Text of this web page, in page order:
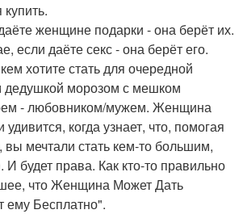
женщине подарки - она берёт их.
если даёте секс - она берёт его.
хотите стать для очередной
морозом с мешком
- любовником/мужем. Женщина
удивится, когда узнает, что, помогая
вы мечтали стать кем-то большим,
И будет права. Как кто-то правильно
что Женщина Может Дать
ему Бесплатно".